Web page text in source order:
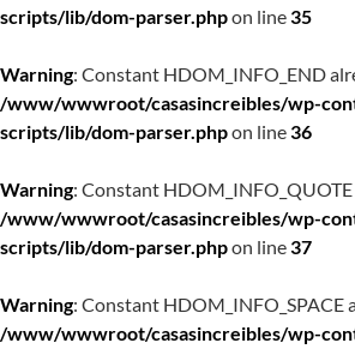
scripts/lib/dom-parser.phpon line35
Warning: Constant HDOM_INFO_END
/www/wwwroot/casasincreibles/wp-
scripts/lib/dom-parser.phpon line36
Warning: Constant
/www/wwwroot/casasincreibles/wp-
scripts/lib/dom-parser.phpon line37
Warning: Constant HDOM_INFO_SPACE
/www/wwwroot/casasincreibles/wp-